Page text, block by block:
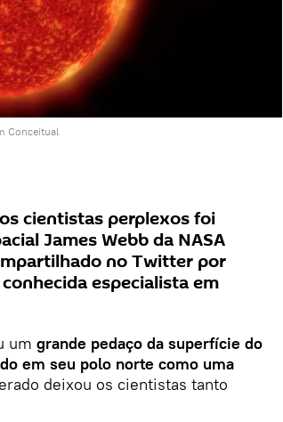
Conceitual
cientistas perplexos foi
James Webb da NASA
no Twitter por
especialista em
um grande pedaço da superfície do
em seu polo norte como uma
deixou os cientistas tanto